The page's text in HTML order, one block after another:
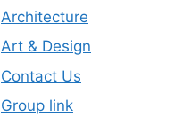
Architecture
Art & Design
Contact Us
Group link